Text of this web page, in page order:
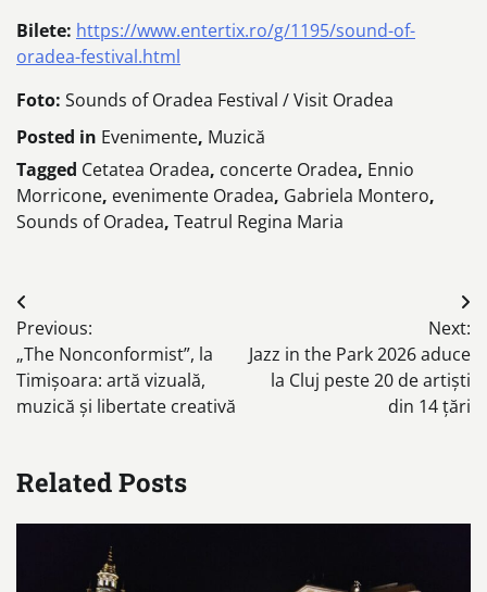
Bilete: https://www.entertix.ro/g/1195/sound-of-
oradea-festival.html
Foto: Sounds of Oradea Festival / Visit Oradea
Posted in Evenimente, Muzică
Tagged Cetatea Oradea, concerte Oradea, Ennio
Morricone, evenimente Oradea, Gabriela Montero,
Sounds of Oradea, Teatrul Regina Maria
Post
navigation
Previous:
„The Nonconformist”, la
Timișoara: artă vizuală,
muzică și libertate creativă
Next:
Jazz in the Park 2026 aduce
la Cluj peste 20 de artiști
din 14 țări
Related Posts